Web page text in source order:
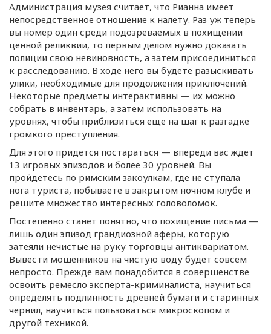
Администрация музея считает, что Рианна имеет
непосредственное отношение к налету. Раз уж теперь
вы номер один среди подозреваемых в похищении
ценной реликвии, то первым делом нужно доказать
полиции свою невиновность, а затем присоединиться
к расследованию. В ходе него вы будете разыскивать
улики, необходимые для продолжения приключений.
Некоторые предметы интерактивны — их можно
собрать в инвентарь, а затем использовать на
уровнях, чтобы приблизиться еще на шаг к разгадке
громкого преступления.
Для этого придется постараться — впереди вас ждет
13 игровых эпизодов и более 30 уровней. Вы
пройдетесь по римским закоулкам, где не ступала
нога туриста, побываете в закрытом ночном клубе и
решите множество интересных головоломок.
Постепенно станет понятно, что похищение письма —
лишь один эпизод грандиозной аферы, которую
затеяли нечистые на руку торговцы антиквариатом.
Вывести мошенников на чистую воду будет совсем
непросто. Прежде вам понадобится в совершенстве
освоить ремесло эксперта-криминалиста, научиться
определять подлинность древней бумаги и старинных
чернил, научиться пользоваться микроскопом и
другой техникой.